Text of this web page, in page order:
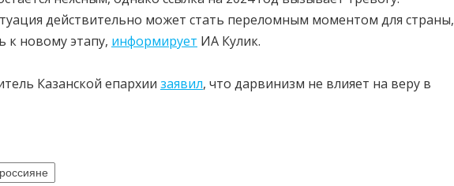
действительно может стать переломным моментом для страны,
новому этапу, информирует ИА Кулик.
Казанской епархии заявил, что дарвинизм не влияет на веру в
россияне